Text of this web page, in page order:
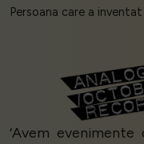
Persoana care a
‘Avem